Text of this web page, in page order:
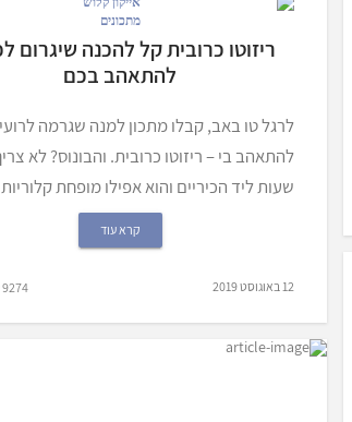
מתכונים
ריזוטו כרובית קל להכנה שיגרום
להתאהב בכם
לרגל טו באב, קבלו מתכון למנה שגרמה לרועי
להתאהב בי – ריזוטו כרובית. והבונוס? לא
שעות ליד הכיריים והוא אפילו מופחת
קרא עוד
12 באוגוסט 2019 9274